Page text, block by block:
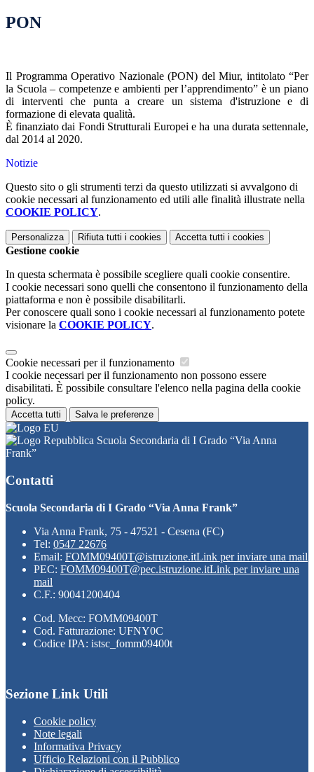
PON
Il Programma Operativo Nazionale (PON) del Miur, intitolato “Per
la Scuola – competenze e ambienti per l’apprendimento” è un piano
di interventi che punta a creare un sistema d'istruzione e di
formazione di elevata qualità.
È finanziato dai Fondi Strutturali Europei e ha una durata settennale,
dal 2014 al 2020.
Notizie
Questo sito o gli strumenti terzi da questo utilizzati si avvalgono di
cookie necessari al funzionamento ed utili alle finalità illustrate nella
COOKIE POLICY.
Personalizza Rifiuta tutti i cookies Accetta tutti i cookies
Gestione cookie
In questa schermata è possibile scegliere quali cookie consentire.
I cookie necessari sono quelli che consentono il funzionamento della
piattaforma e non è possibile disabilitarli.
Per conoscere quali sono i cookie necessari al funzionamento potete
visionare la COOKIE POLICY.
Cookie necessari per il funzionamento
I cookie necessari per il funzionamento non possono essere
disabilitati. È possibile consultare l'elenco nella pagina della cookie
policy.
Accetta tutti Salva le preferenze
Scuola Secondaria di I Grado “Via Anna
Frank”
Contatti
Scuola Secondaria di I Grado “Via Anna Frank”
Via Anna Frank, 75 - 47521 - Cesena (FC)
Tel: 0547 22676
Email: FOMM09400T@istruzione.itLink per inviare una mail
PEC: FOMM09400T@pec.istruzione.itLink per inviare una
mail
C.F.: 90041200404
Cod. Mecc: FOMM09400T
Cod. Fatturazione: UFNY0C
Codice IPA: istsc_fomm09400t
Sezione Link Utili
Cookie policy
Note legali
Informativa Privacy
Ufficio Relazioni con il Pubblico